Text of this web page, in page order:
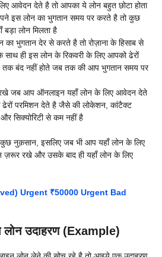
आवेदन देते है तो आपका ये लोन बहुत छोटा होता
इस लोन का भुगतान समय पर करते है तो कुछ
लोन मिलता है
भुगतान देर से करते है तो रोज़ाना के हिसाब से
साथ ही इस लोन के रिकवरी के लिए आपको ढेरों
बंद नहीं होते जब तक की आप भुगतान समय पर
जब आप ऑनलाइन यहाँ लोन के लिए आवेदन देते
परमिशन देते है जैसे की लोकेशन, कांटैक्ट
और सिक्योरिटी से कम नहीं है
नुक़सान, इसलिए जब भी आप यहाँ लोन के लिए
ज़रूर रखे और उसके बाद ही यहाँ लोन के लिए
Urgent ₹50000 Urgent Bad
लोन उदाहरण (Example)